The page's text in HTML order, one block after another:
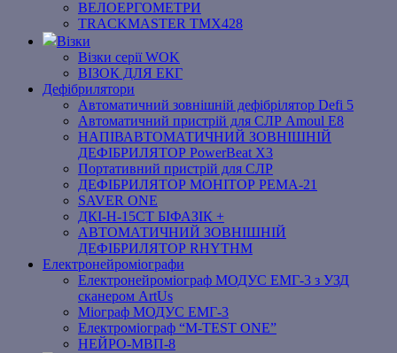
ВЕЛОЕРГОМЕТРИ
TRACKMASTER TMX428
Візки
Візки серії WOK
ВІЗОК ДЛЯ ЕКГ
Дефібрилятори
Автоматичний зовнішній дефібрілятор Defi 5
Автоматичний пристрій для СЛР Amoul E8
НАПІВАВТОМАТИЧНИЙ ЗОВНІШНІЙ
ДЕФІБРИЛЯТОР PowerBeat X3
Портативний пристрій для СЛР
ДЕФІБРИЛЯТОР МОНІТОР РЕМА-21
SAVER ONE
ДКІ-Н-15СТ БІФАЗІК +
АВТОМАТИЧНИЙ ЗОВНІШНІЙ
ДЕФІБРИЛЯТОР RHYTHM
Електронейроміографи
Електронейроміограф МОДУС ЕМГ-3 з УЗД
сканером ArtUs
Міограф МОДУС ЕМГ-3
Електроміограф “M-TEST ONE”
НЕЙРО-МВП-8